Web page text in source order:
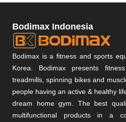
Bodimax Indonesia
Bodimax is a fitness and sports
Korea. Bodimax presents
treadmills, spinning bikes and
people having an active & healthy
dream home gym. The best
multifunctional products in a